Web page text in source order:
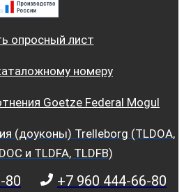
опросный лист
номеру
Goetze Federal Mogul
(доуконы) Trelleborg (TLDOA,
и TLDFA, TLDFB)
80 +7 960 444-66-80